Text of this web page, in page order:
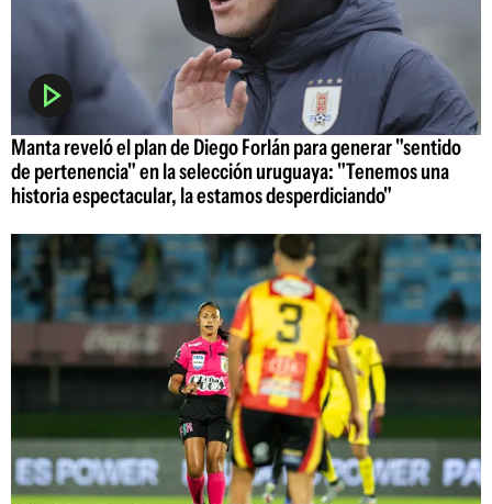
Manta reveló el plan de Diego Forlán para generar "sentido
de pertenencia" en la selección uruguaya: "Tenemos una
historia espectacular, la estamos desperdiciando"